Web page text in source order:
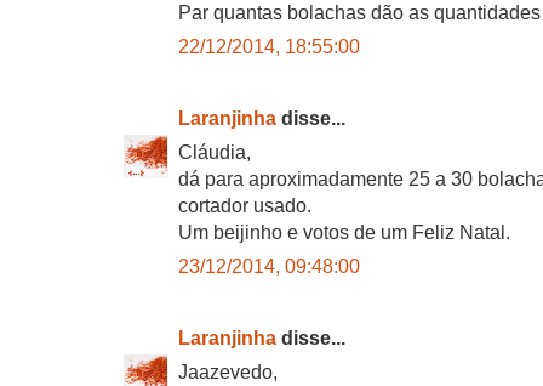
Par quantas bolachas dão as
22/12/2014, 18:55:00
Laranjinha disse...
Cláudia,
dá para aproximadamente 25 a 30
cortador usado.
Um beijinho e votos de um Feliz Natal.
23/12/2014, 09:48:00
Laranjinha disse...
Jaazevedo,